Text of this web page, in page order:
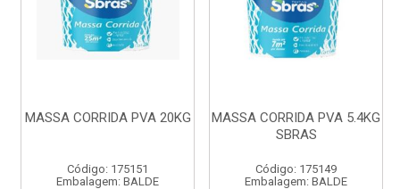
MASSA CORRIDA PVA 20KG
Código: 175151
Embalagem: BALDE
MASSA CORRIDA PVA 5.4KG
SBRAS
Código: 175149
Embalagem: BALDE